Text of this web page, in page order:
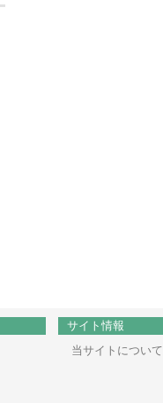
サイト情報
当サイトについて